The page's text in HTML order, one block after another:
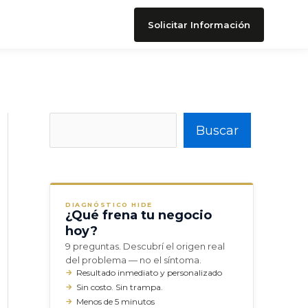
Solicitar Información
Buscar
DIAGNÓSTICO HIDE
¿Qué frena tu negocio
hoy?
9 preguntas. Descubrí el origen real
del problema — no el síntoma.
Resultado inmediato y personalizado
Sin costo. Sin trampa.
Menos de 5 minutos